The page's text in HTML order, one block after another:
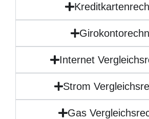
Internet
Strom
Gas